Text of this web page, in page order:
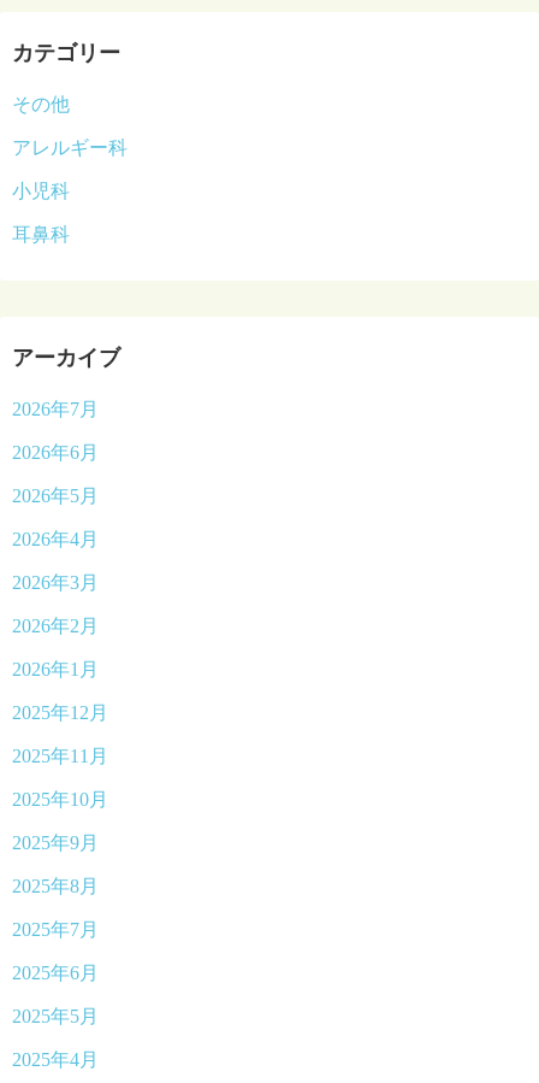
カテゴリー
その他
アレルギー科
小児科
耳鼻科
アーカイブ
2026年7月
2026年6月
2026年5月
2026年4月
2026年3月
2026年2月
2026年1月
2025年12月
2025年11月
2025年10月
2025年9月
2025年8月
2025年7月
2025年6月
2025年5月
2025年4月